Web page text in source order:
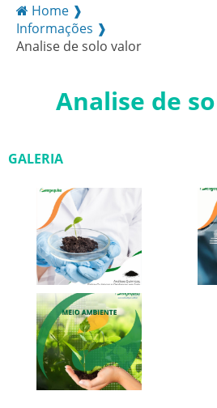
Home ❱
Informações ❱
Analise de solo valor
Analise de
GALERIA